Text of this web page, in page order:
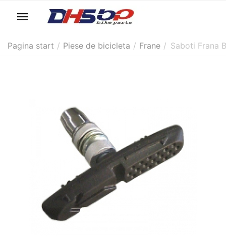
Pagina start / Piese de bicicleta / Frane / Saboti Frana